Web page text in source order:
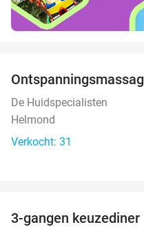
De Huidspecialisten
Helmond
Verkocht: 31
3-gangen keuzediner